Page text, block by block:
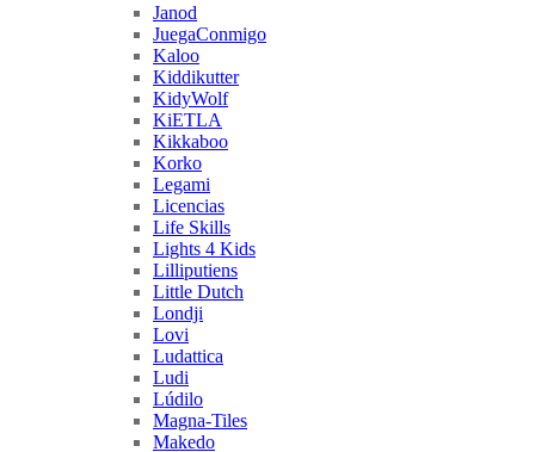
Janod
JuegaConmigo
Kaloo
Kiddikutter
KidyWolf
KiETLA
Kikkaboo
Korko
Legami
Licencias
Life Skills
Lights 4 Kids
Lilliputiens
Little Dutch
Londji
Lovi
Ludattica
Ludi
Lúdilo
Magna-Tiles
Makedo